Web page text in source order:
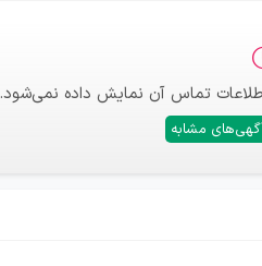
تماس آن نمایش داده نمی‌شود.
مشابه